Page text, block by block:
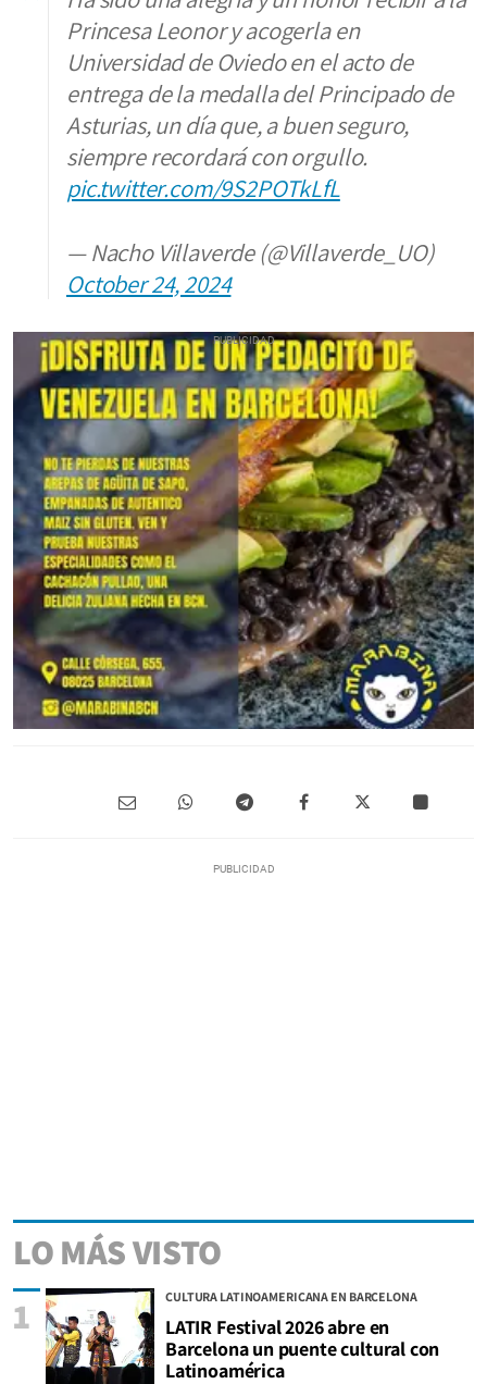
Princesa Leonor y acogerla en
Universidad de Oviedo en el acto de
entrega de la medalla del Principado de
Asturias, un día que, a buen seguro,
siempre recordará con orgullo.
pic.twitter.com/9S2POTkLfL
— Nacho Villaverde (@Villaverde_UO)
October 24, 2024
LO MÁS VISTO
CULTURA LATINOAMERICANA EN BARCELONA
LATIR Festival 2026 abre en
Barcelona un puente cultural con
Latinoamérica
1